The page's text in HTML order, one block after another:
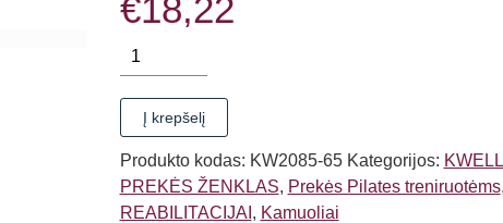
€18,22
produkto
kiekis:
TRENIRUOČIŲ
KAMUOLYS
AEROBIKA
KWELL
(55,
Į krepšelį
Produkto kodas: KW2085-65 Kategorijos: KWELL
PREKĖS ŽENKLAS, Prekės Pilates treniruotėms
REABILITACIJAI , Kamuoliai